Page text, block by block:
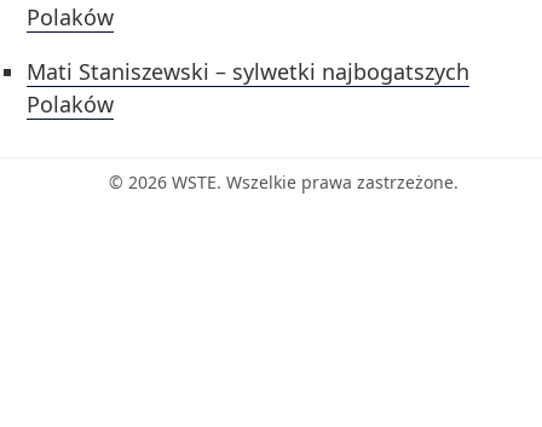
Polaków
Mati Staniszewski – sylwetki najbogatszych
Polaków
© 2026 WSTE. Wszelkie prawa zastrzeżone.